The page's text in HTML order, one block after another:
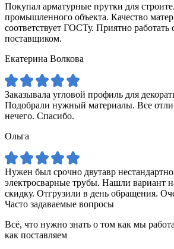
Покупал арматурные прутки для
промышленного объекта. Качество
соответствует ГОСТу. Приятно
поставщиком.
Екатерина Волкова
Заказывала угловой профиль для
Подобрали нужный материалы. Все
нечего. Спасибо.
Ольга
Нужен был срочно двутавр
электросварные трубы. Нашли вариант
скидку. Отгрузили в день обращения.
Часто задаваемые вопросы
Всё, что нужно знать о том как мы
как поставляем